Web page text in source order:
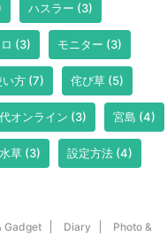
ハスラー (3)
(3) モニター (3)
い方(7) 侘び草(5)
オンライン (3) 宮島 (4)
水草 (3) 設定方法 (4)
Gadget Diary Photo &